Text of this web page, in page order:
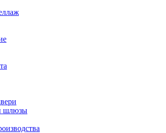
шлюзы